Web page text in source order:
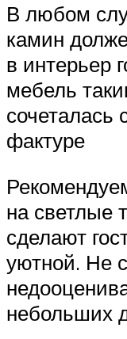
В любом
камин
в интерьер
мебель
сочеталась
фактуре
на светлые
сделают
уютной. Не
небольших